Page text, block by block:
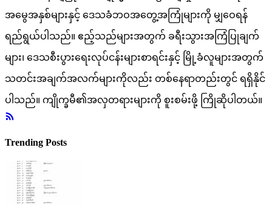
အမွေအနှစ်များနှင့် ဒေသခံဘဝအတွေ့အကြုံများကို မျှဝေရန်
ရည်ရွယ်ပါသည်။ ဧည့်သည်များအတွက် ခရီးသွားအကြံပြုချက်
များ၊ ဒေသစီးပွားရေးလုပ်ငန်းများစာရင်းနှင့် မြို့ခံလူများအတွက်
သတင်းအချက်အလက်များကိုလည်း တစ်နေရာတည်းတွင် ရရှိနိုင်
ပါသည်။ ကျိုက္ခမီ၏အလှတရားများကို စူးစမ်းဖို့ ကြိုဆိုပါတယ်။
Trending Posts